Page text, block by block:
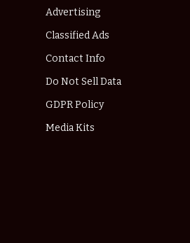
Advertising
Classified Ads
Contact Info
Do Not Sell Data
GDPR Policy
Media Kits